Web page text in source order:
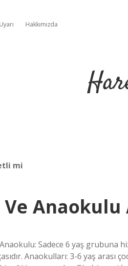
Hakkımızda
mi
Anaokulu
Anaokulu: Sadece 6 yaş
Anaokulları: 3-6 yaş arası